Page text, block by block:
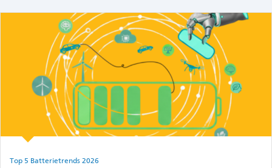
Top 5 Batterietrends 2026